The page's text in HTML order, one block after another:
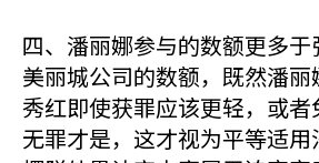
四、潘丽娜参与的数额更多
美丽城公司的数额，既然潘
秀红即使获罪应该更轻，或
无罪才是，这才视为平等适